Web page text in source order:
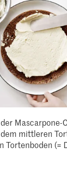
Mascarpone-
mittleren
Tortenboden (=